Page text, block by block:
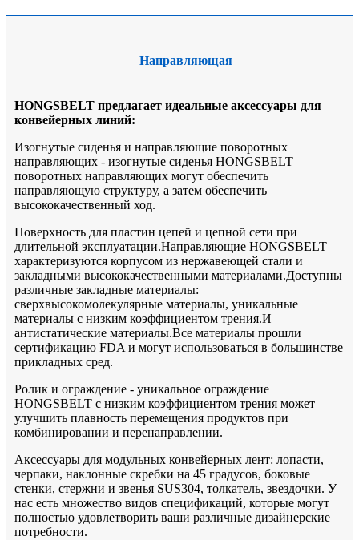
Направляющая
HONGSBELT предлагает идеальные аксессуары для
конвейерных линий:
Изогнутые сиденья и направляющие поворотных
направляющих - изогнутые сиденья HONGSBELT
поворотных направляющих могут обеспечить
направляющую структуру, а затем обеспечить
высококачественный ход.
Поверхность для пластин цепей и цепной сети при
длительной эксплуатации.Направляющие HONGSBELT
характеризуются корпусом из нержавеющей стали и
закладными высококачественными материалами.Доступны
различные закладные материалы:
сверхвысокомолекулярные материалы, уникальные
материалы с низким коэффициентом трения.И
антистатические материалы.Все материалы прошли
сертификацию FDA и могут использоваться в большинстве
прикладных сред.
Ролик и ограждение - уникальное ограждение
HONGSBELT с низким коэффициентом трения может
улучшить плавность перемещения продуктов при
комбинировании и перенаправлении.
Аксессуары для модульных конвейерных лент: лопасти,
черпаки, наклонные скребки на 45 градусов, боковые
стенки, стержни и звенья SUS304, толкатель, звездочки. У
нас есть множество видов спецификаций, которые могут
полностью удовлетворить ваши различные дизайнерские
потребности.